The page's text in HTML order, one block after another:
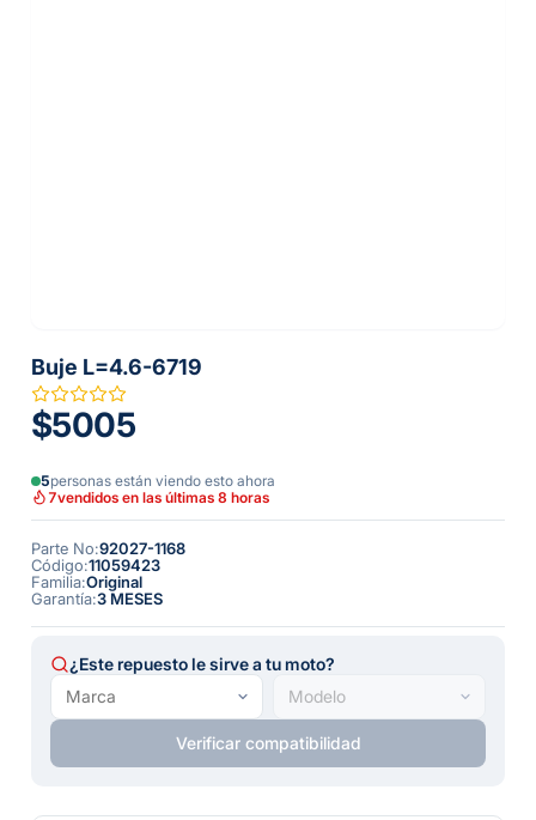
Buje L=4.6-6719
$5005
5personas están viendo esto ahora
7vendidos en las últimas 8 horas
Parte No:92027-1168
Código:11059423
Familia:Original
Garantía:3 MESES
¿Este repuesto le sirve a tu moto?
Verificar compatibilidad